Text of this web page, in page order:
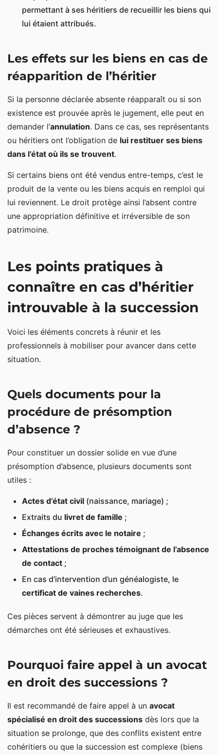
permettant à ses héritiers de recueillir les biens qui
lui étaient attribués.
Les effets sur les biens en cas de
réapparition de l’héritier
Si la personne déclarée absente réapparaît ou si son
existence est prouvée après le jugement, elle peut en
demander l’annulation. Dans ce cas, ses représentants
ou héritiers ont l’obligation de lui restituer ses biens
dans l’état où ils se trouvent.
Si certains biens ont été vendus entre-temps, c’est le
produit de la vente ou les biens acquis en remploi qui
lui reviennent. Le droit protège ainsi l’absent contre
une appropriation définitive et irréversible de son
patrimoine.
Les points pratiques à
connaître en cas d’héritier
introuvable à la succession
Voici les éléments concrets à réunir et les
professionnels à mobiliser pour avancer dans cette
situation.
Quels documents pour la
procédure de présomption
d’absence ?
Pour constituer un dossier solide en vue d’une
présomption d’absence, plusieurs documents sont
utiles :
Actes d’état civil (naissance, mariage) ;
Extraits du livret de famille ;
Échanges écrits avec le notaire ;
Attestations de proches témoignant de l’absence
de contact ;
En cas d’intervention d’un généalogiste, le
certificat de vaines recherches.
Ces pièces servent à démontrer au juge que les
démarches ont été sérieuses et exhaustives.
Pourquoi faire appel à un avocat
en droit des successions ?
Il est recommandé de faire appel à un avocat
spécialisé en droit des successions dès lors que la
situation se prolonge, que des conflits existent entre
cohéritiers ou que la succession est complexe (biens